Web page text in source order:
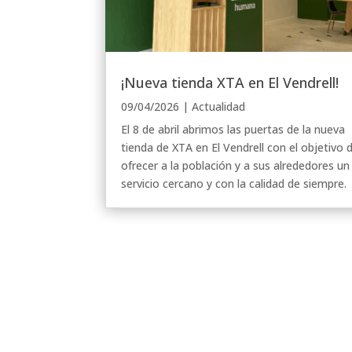
¡Nueva tienda XTA en El Vendrell!
09/04/2026 |Actualidad
El 8 de abril abrimos las puertas de la nueva
tienda de XTA en El Vendrell con el objetivo
ofrecer a la población y a sus alrededores un
servicio cercano y con la calidad de siempre.